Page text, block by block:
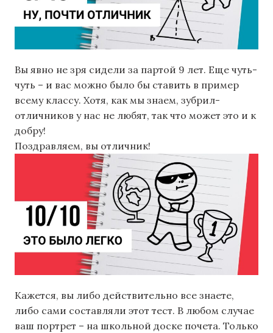
Вы явно не зря сидели за партой 9 лет. Еще чуть-
чуть – и вас можно было бы ставить в пример
всему классу. Хотя, как мы знаем, зубрил-
отличников у нас не любят, так что может это и к
добру!
Поздравляем, вы отличник!
Кажется, вы либо действительно все знаете,
либо сами составляли этот тест. В любом случае
ваш портрет – на школьной доске почета. Только